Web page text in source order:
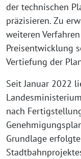
der technischen
präzisieren. Zu
weiteren
Preisentwicklung
Vertiefung der
Seit Januar 2022
nach
Grundlage